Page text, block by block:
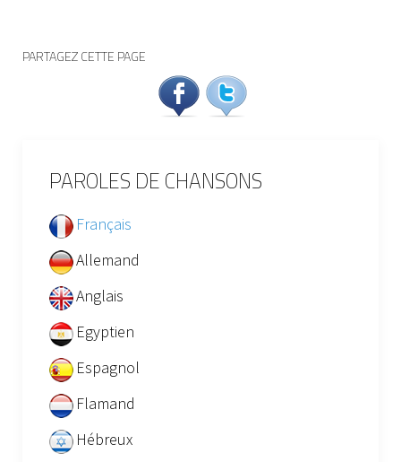
PARTAGEZ CETTE PAGE
PAROLES DE CHANSONS
Français
Allemand
Anglais
Egyptien
Espagnol
Flamand
Hébreux